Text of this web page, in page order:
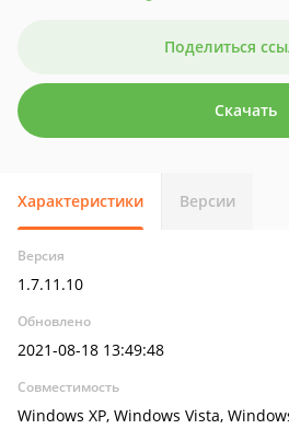
Поделиться
Скачать
Характеристики Версии
Версия
1.7.11.10
Обновлено
2021-08-18 13:49:48
Совместимость
Windows XP, Windows Vista,